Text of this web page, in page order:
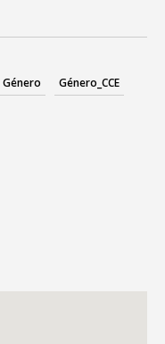
Género
Género_CCE